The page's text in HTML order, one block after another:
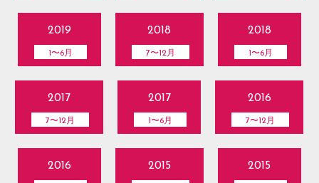
2019
1〜6月
2018
7〜12月
2018
1〜6月
2017
7〜12月
2017
1〜6月
2016
7〜12月
2016 2015 2015